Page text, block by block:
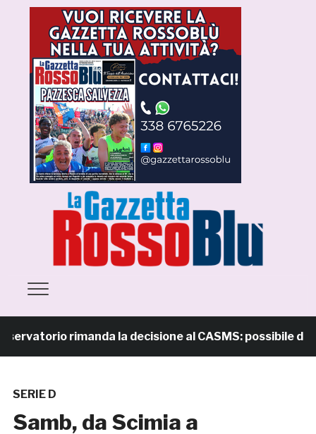
rimanda la decisione al CASMS: possibile divieto
SERIE D
Samb, da Scimia a